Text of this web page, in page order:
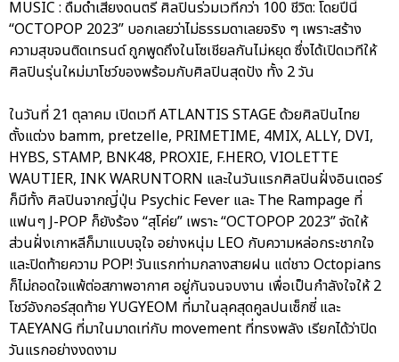
MUSIC : ดื่มด่ำเสียงดนตรี ศิลปินร่วมเวทีกว่า 100 ชีวิต: โดยปีนี้
“OCTOPOP 2023” บอกเลยว่าไม่ธรรมดาเลยจริง ๆ เพราะสร้าง
ความสุขจนติดเทรนด์ ถูกพูดถึงในโซเชียลกันไม่หยุด ซึ่งได้เปิดเวทีให้
ศิลปินรุ่นใหม่มาโชว์ของพร้อมกับศิลปินสุดปัง ทั้ง 2 วัน
ในวันที่ 21 ตุลาคม เปิดเวที ATLANTIS STAGE ด้วยศิลปินไทย
ตั้งแต่วง bamm, pretzelle, PRIMETIME, 4MIX, ALLY, DVI,
HYBS, STAMP, BNK48, PROXIE, F.HERO, VIOLETTE
WAUTIER, INK WARUNTORN และในวันแรกศิลปินฝั่งอินเตอร์
ก็มีทั้ง ศิลปินจากญี่ปุ่น Psychic Fever และ The Rampage ที่
แฟนๆ J-POP ก็ยังร้อง “สุโค่ย” เพราะ “OCTOPOP 2023” จัดให้
ส่วนฝั่งเกาหลีก็มาแบบจุใจ อย่างหนุ่ม LEO กับความหล่อกระชากใจ
และปิดท้ายความ POP! วันแรกท่ามกลางสายฝน แต่ชาว Octopians
ก็ไม่ถอดใจแพ้ต่อสภาพอากาศ อยู่กันจนจบงาน เพื่อเป็นกำลังใจให้ 2
โชว์อังกอร์สุดท้าย YUGYEOM ที่มาในลุคสุดคูลปนเซ็กซี่ และ
TAEYANG ที่มาในมาดเท่กับ movement ที่ทรงพลัง เรียกได้ว่าปิด
วันแรกอย่างงดงาม